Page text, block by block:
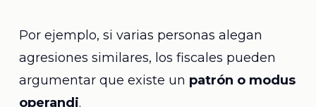
Por ejemplo, si varias personas alegan
agresiones similares, los fiscales pueden
argumentar que existe un patrón o modus
operandi.